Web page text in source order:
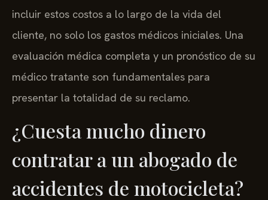
incluir estos costos a lo largo de la vida del
cliente, no solo los gastos médicos iniciales. Una
evaluación médica completa y un pronóstico de su
médico tratante son fundamentales para
presentar la totalidad de su reclamo.
¿Cuesta mucho dinero
contratar a un abogado de
accidentes de motocicleta?